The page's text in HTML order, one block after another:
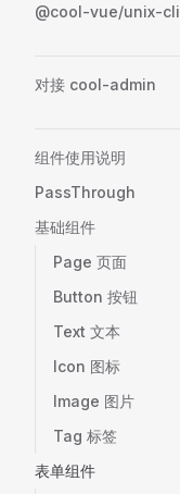
@cool-vue/unix-cli
对接 cool-admin
组件使用说明
PassThrough
基础组件
Page 页面
Button 按钮
Text 文本
Icon 图标
Image 图片
Tag 标签
表单组件